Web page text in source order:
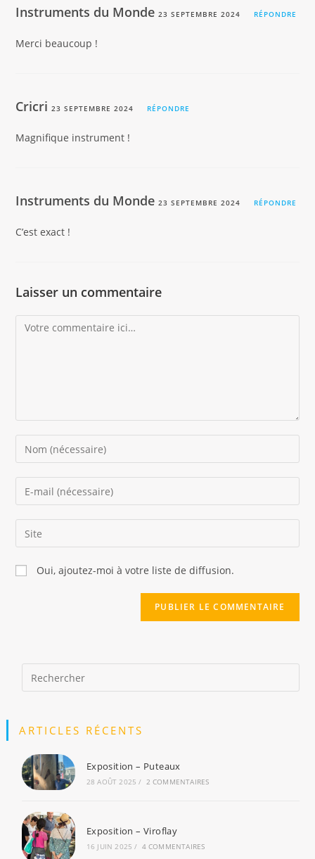
Instruments du Monde23 SEPTEMBRE 2024 RÉPONDRE
Merci beaucoup !
Cricri23 SEPTEMBRE 2024 RÉPONDRE
Magnifique instrument !
Instruments du Monde23 SEPTEMBRE 2024 RÉPONDRE
C’est exact !
Laisser un commentaire
Oui, ajoutez-moi à votre liste de diffusion.
ARTICLES RÉCENTS
Exposition – Puteaux
28 AOÛT 2025 / 2 COMMENTAIRES
Exposition – Viroflay
16 JUIN 2025 / 4 COMMENTAIRES